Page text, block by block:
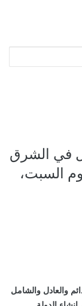
في الشرق
السبت،
والعادل والشامل